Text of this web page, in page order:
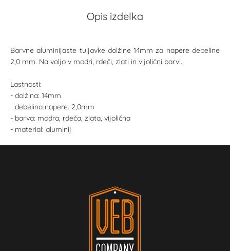
Opis izdelka
Barvne aluminijaste tuljavke dolžine 14mm za napere debeline
2,0 mm. Na voljo v modri, rdeči, zlati in vijolični barvi.
Lastnosti:
- dolžina: 14mm
- debelina napere: 2,0mm
- barva: modra, rdeča, zlata, vijolična
- material: aluminij